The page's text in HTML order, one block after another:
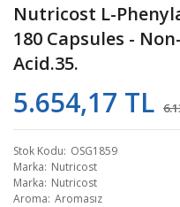
Nutricost L-
180 Capsules -
Acid.35.
5.654,17 TL
Stok Kodu OSG1859
Marka Nutricost
Marka Nutricost
Aroma Aromasız